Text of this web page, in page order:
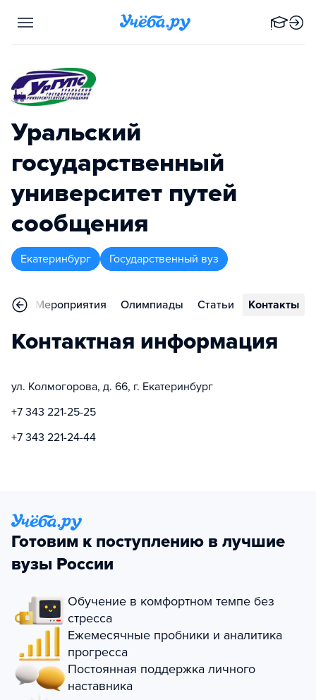
Уральский
государственный
университет путей
сообщения
Екатеринбург Государственный вуз
Мероприятия Олимпиады Статьи Контакты
Контактная информация
ул. Колмогорова, д. 66, г. Екатеринбург
+7 343 221-25-25
+7 343 221-24-44
Готовим к поступлению в лучшие
вузы России
Обучение в комфортном темпе без
стресса
Ежемесячные пробники и аналитика
прогресса
Постоянная поддержка личного
наставника